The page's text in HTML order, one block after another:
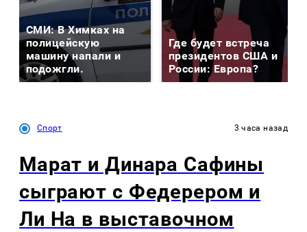
СМИ: В Химках на
полицейскую
машину напали и
подожгли.
Где будет встреча
президентов США и
России: Европа?
Спорт 3 часа назад
Марат и Динара Сафины
сыграют с Федерером и
Ли На в выставочном